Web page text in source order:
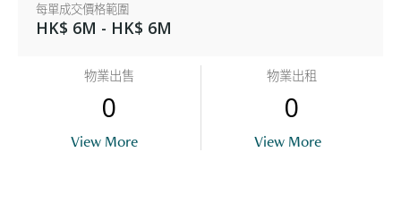
每單成交價格範圍
HK$ 6M - HK$ 6M
物業出售
0
View More
物業出租
0
View More